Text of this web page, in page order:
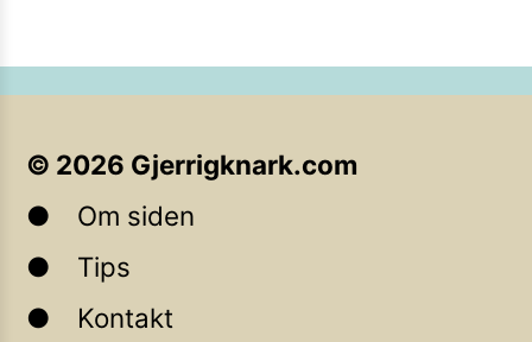
© 2026 Gjerrigknark.com
Om siden
Tips
Kontakt